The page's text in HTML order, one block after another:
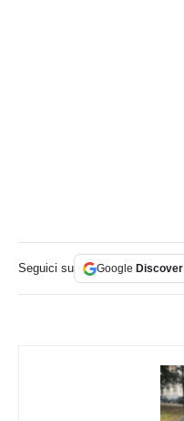
Seguici su Google Discover